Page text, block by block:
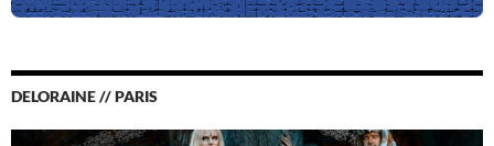
DELORAINE // PARIS